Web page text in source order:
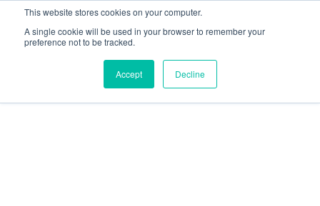
This website stores cookies on your computer.
A single cookie will be used in your browser to remember your
preference not to be tracked.
Accept Decline